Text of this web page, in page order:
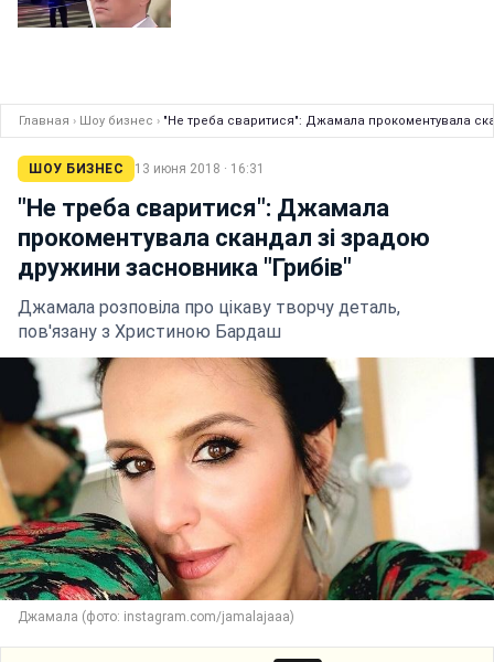
Главная › Шоу бизнес › "Не треба сваритися": Джамала прокоментувала
ШОУ БИЗНЕС 13 июня 2018 · 16:31
"Не треба сваритися": Джамала
прокоментувала скандал зі зрадою
дружини засновника "Грибів"
Джамала розповіла про цікаву творчу деталь,
пов'язану з Христиною Бардаш
Джамала (фото: instagram.com/jamalajaaa)